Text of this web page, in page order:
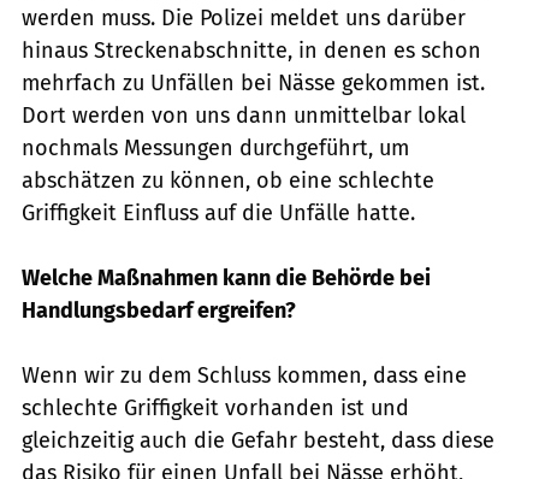
werden muss. Die Polizei meldet uns darüber
hinaus Streckenabschnitte, in denen es schon
mehrfach zu Unfällen bei Nässe gekommen ist.
Dort werden von uns dann unmittelbar lokal
nochmals Messungen durchgeführt, um
abschätzen zu können, ob eine schlechte
Griffigkeit Einfluss auf die Unfälle hatte.
Welche Maßnahmen kann die Behörde bei
Handlungsbedarf ergreifen?
Wenn wir zu dem Schluss kommen, dass eine
schlechte Griffigkeit vorhanden ist und
gleichzeitig auch die Gefahr besteht, dass diese
das Risiko für einen Unfall bei Nässe erhöht,